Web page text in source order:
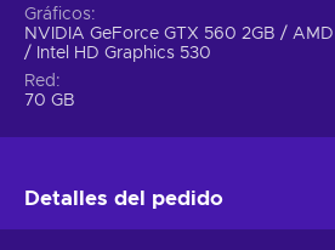
Gráficos
NVIDIA GeForce GTX 560 2GB /
/ Intel HD Graphics 530
Red
70 GB
Detalles del pedido